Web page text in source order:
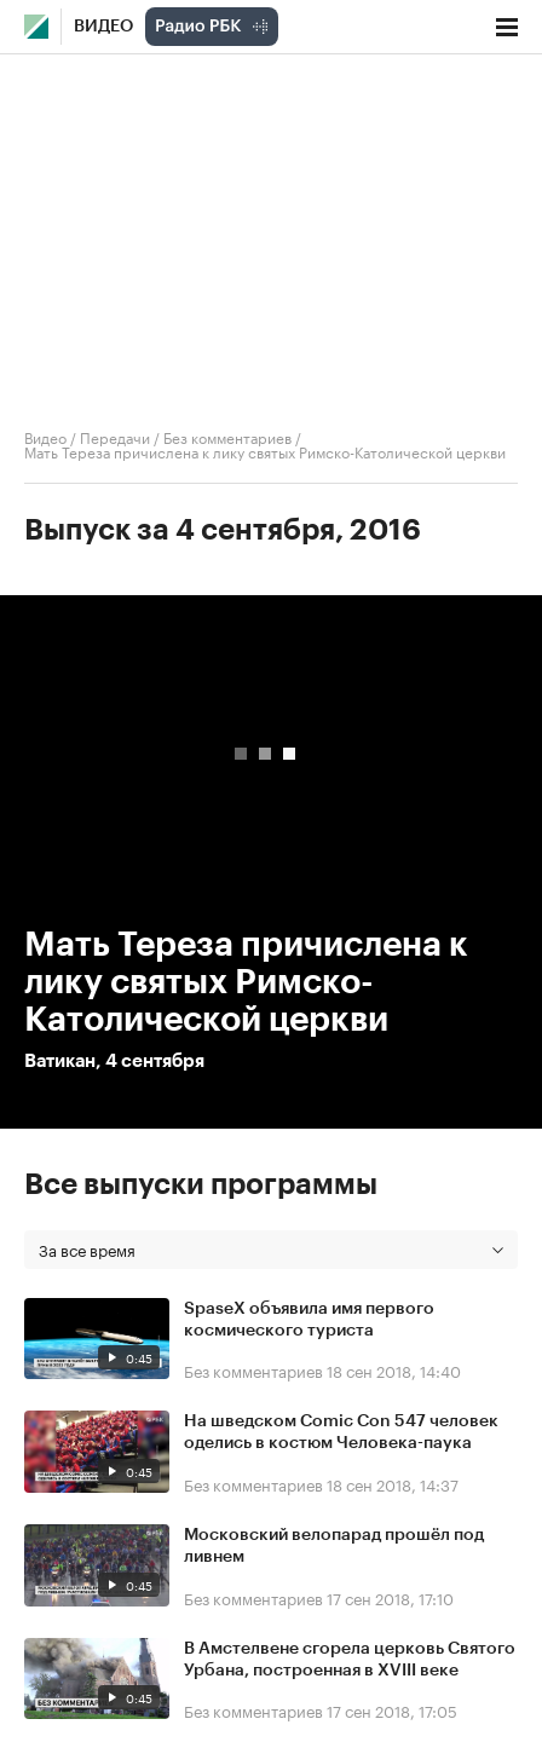
ВИДЕО
Видео / Передачи / Без комментариев /
Мать Тереза причислена к лику святых Римско-Католической церкви
Выпуск за 4 сентября, 2016
Мать Тереза причислена к
лику святых Римско-
Католической церкви
Ватикан, 4 сентября
Все выпуски программы
За все время
0:45
SpaseX объявила имя первого
космического туриста
Без комментариев 18 сен 2018, 14:40
0:45
На шведском Comic Con 547 человек
оделись в костюм Человека-паука
Без комментариев 18 сен 2018, 14:37
0:45
Московский велопарад прошёл под
ливнем
Без комментариев 17 сен 2018, 17:10
0:45
В Амстелвене сгорела церковь Святого
Урбана, построенная в XVIII веке
Без комментариев 17 сен 2018, 17:05